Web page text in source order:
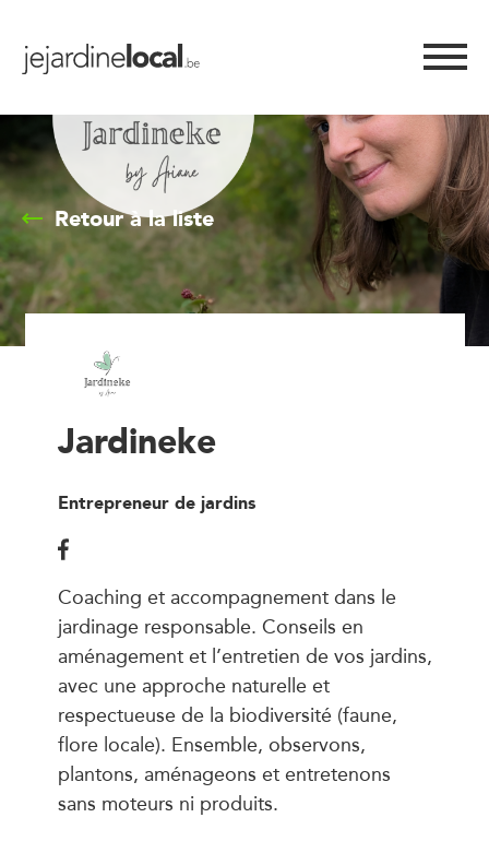
Retour à la liste
Jardineke
Entrepreneur de jardins
Coaching et accompagnement dans le
jardinage responsable. Conseils en
aménagement et l’entretien de vos jardins,
avec une approche naturelle et
respectueuse de la biodiversité (faune,
flore locale). Ensemble, observons,
plantons, aménageons et entretenons
sans moteurs ni produits.